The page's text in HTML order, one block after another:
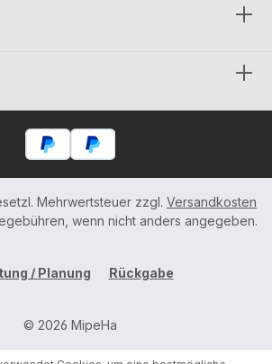
Mehrwertsteuer zzgl. Versandkosten
wenn nicht anders angegeben.
/ Planung Rückgabe
© 2026 MipeHa